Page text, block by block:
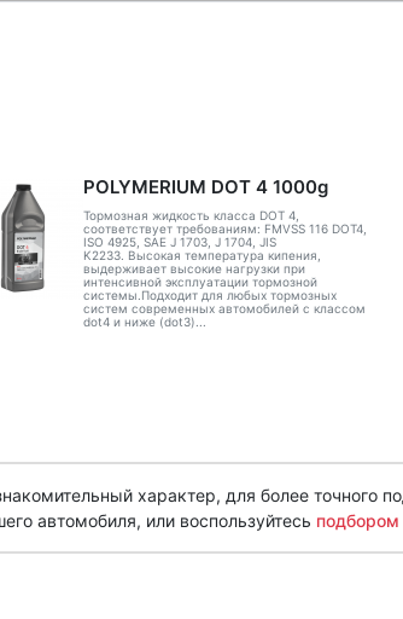
POLYMERIUM DOT 4 1000g
Тормозная жидкость класса DOT 4,
соответствует требованиям: FMVSS 116 DOT4,
ISO 4925, SAE J 1703, J 1704, JIS
K2233. Высокая температура кипения,
выдерживает высокие нагрузки при
интенсивной эксплуатации тормозной
системы.Подходит для любых тормозных
систем современных автомобилей с классом
dot4 и ниже (dot3)...
характер, для более точного
автомобиля, или воспользуйтесь подбором